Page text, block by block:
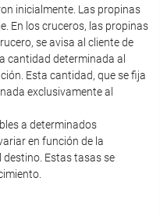
inicialmente. Las propinas
En los cruceros, las propinas
se avisa al cliente de
cantidad determinada al
Esta cantidad, que se fija
exclusivamente al
a determinados
en función de la
Estas tasas se